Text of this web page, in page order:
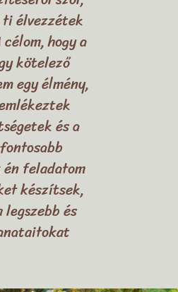
ti élvezzétek
hogy a
kötelező
egy élmény,
és a
én feladatom
készítsek,
és